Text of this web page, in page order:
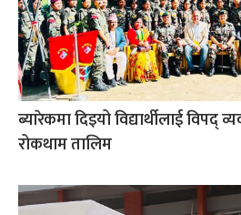
ब्यारेकमा दिइयो विद्यार्थीलाई विपद्
रोकथाम तालिम